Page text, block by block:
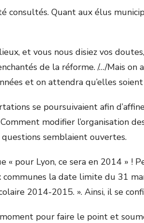
consultés. Quant aux élus
et vous nous disiez vos
de la réforme. /…/Mais
et on attendra qu’elles
se poursuivaient afin
modifier l’organisation
semblaient ouvertes.
« pour Lyon, ce sera en 2014 »
la date limite du 31
2014-2015. ». Ainsi, il se
pour faire le point et